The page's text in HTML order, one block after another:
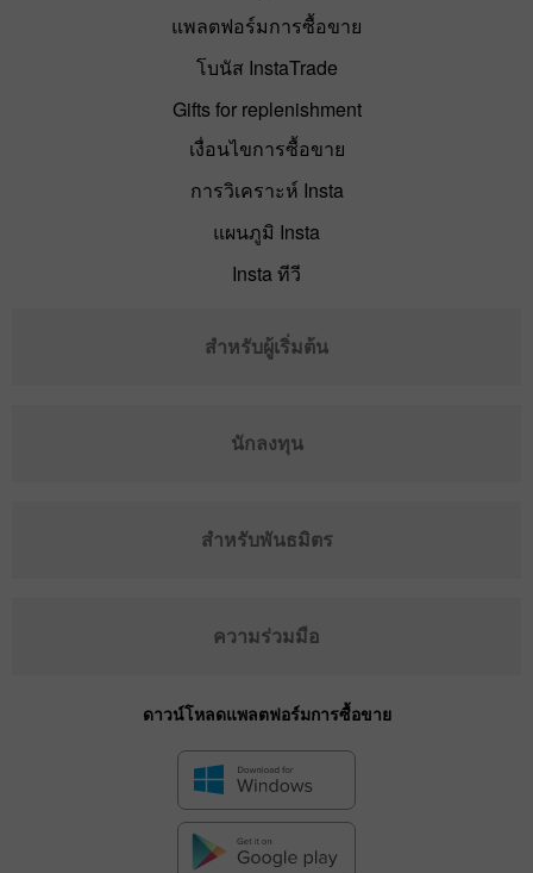
แพลตฟอร์มการซื้อขาย
โบนัส InstaTrade
Gifts for replenishment
เงื่อนไขการซื้อขาย
การวิเคราะห์ Insta
แผนภูมิ Insta
Insta ทีวี
สำหรับผู้เริ่มต้น
นักลงทุน
สำหรับพันธมิตร
ความร่วมมือ
ดาวน์โหลดแพลตฟอร์มการซื้อขาย